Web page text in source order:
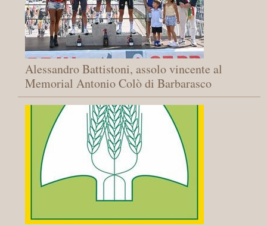
Alessandro Battistoni, assolo vincente al
Memorial Antonio Colò di Barbarasco